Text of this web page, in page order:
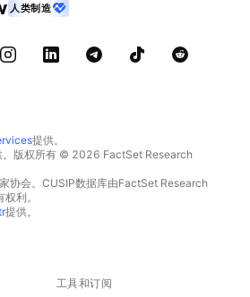
人类制造
提供。
。版权所有 © 2026 FactSet Research
协会。CUSIP数据库由FactSet Research
利。
提供。
工具和订阅